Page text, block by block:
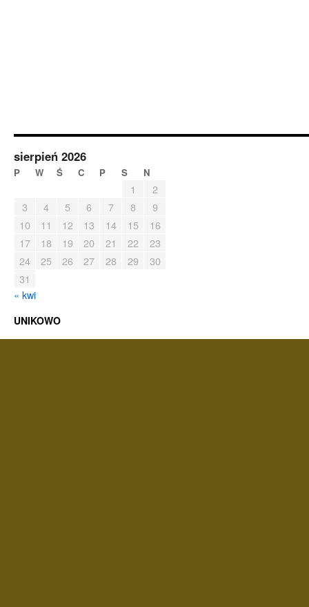
sierpień 2026
P W Ś C P S N
1
2
3
4 5 6 7 8
9
10
11 12 13 14 15
16
17
18 19 20 21 22
23
24
25 26 27 28 29
30
31
« kwi
UNIKOWO